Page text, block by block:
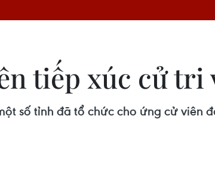
tiếp xúc cử tri
số tỉnh đã tổ chức cho ứng cử